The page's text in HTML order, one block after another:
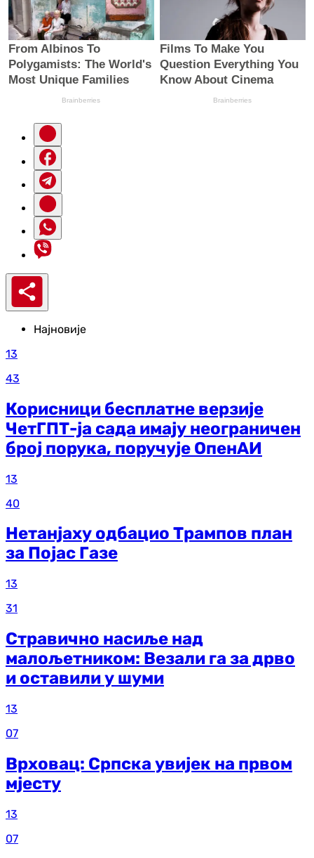
Најновије
13
43
Корисници бесплатне верзије
ЧетГПТ-ја сада имају неограничен
број порука, поручује ОпенАИ
13
40
Нетанјаху одбацио Трампов план
за Појас Газе
13
31
Стравично насиље над
малољетником: Везали га за дрво
и оставили у шуми
13
07
Врховац: Српска увијек на првом
мјесту
13
07